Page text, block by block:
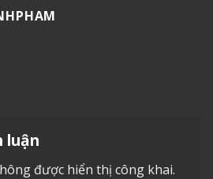
luận
được hiển thị công khai.